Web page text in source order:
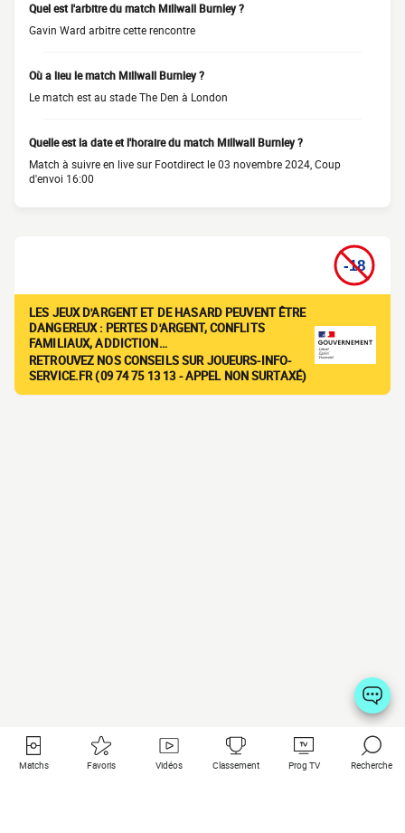
Quel est l'arbitre du match Millwall Burnley ?
Gavin Ward arbitre cette rencontre
Où a lieu le match Millwall Burnley ?
Le match est au stade The Den à London
Quelle est la date et l'horaire du match Millwall Burnley ?
Match à suivre en live sur Footdirect le 03 novembre 2024, Coup
d'envoi 16:00
LES JEUX D'ARGENT ET DE HASARD PEUVENT ÊTRE
DANGEREUX : PERTES D'ARGENT, CONFLITS
FAMILIAUX, ADDICTION…
RETROUVEZ NOS CONSEILS SUR JOUEURS-INFO-
SERVICE.FR (09 74 75 13 13 - APPEL NON SURTAXÉ)
Matchs Favoris Vidéos Classement Prog TV Recherche